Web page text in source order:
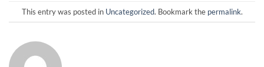
This entry was posted in Uncategorized. Bookmark the permalink.